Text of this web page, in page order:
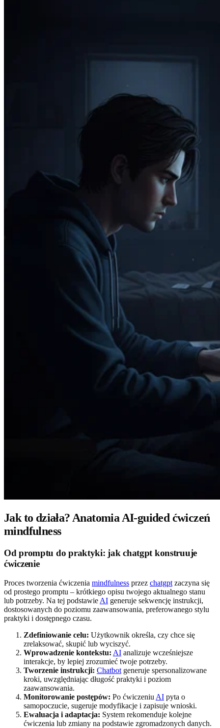
Jak to działa? Anatomia AI-guided ćwiczeń
mindfulness
Od promptu do praktyki: jak chatgpt konstruuje
ćwiczenie
Proces tworzenia ćwiczenia mindfulness przez chatgpt zaczyna się
od prostego promptu – krótkiego opisu twojego aktualnego stanu
lub potrzeby. Na tej podstawie AI generuje sekwencję instrukcji,
dostosowanych do poziomu zaawansowania, preferowanego stylu
praktyki i dostępnego czasu.
Zdefiniowanie celu: Użytkownik określa, czy chce się
zrelaksować, skupić lub wyciszyć.
Wprowadzenie kontekstu: AI analizuje wcześniejsze
interakcje, by lepiej zrozumieć twoje potrzeby.
Tworzenie instrukcji: Chatbot generuje spersonalizowane
kroki, uwzględniając długość praktyki i poziom
zaawansowania.
Monitorowanie postępów: Po ćwiczeniu AI pyta o
samopoczucie, sugeruje modyfikacje i zapisuje wnioski.
Ewaluacja i adaptacja: System rekomenduje kolejne
ćwiczenia lub zmiany na podstawie zgromadzonych danych.